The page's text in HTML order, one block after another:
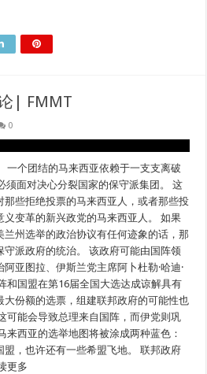
| FMMT
0
一个团结的马来西亚依赖于一支支离破
面对决心分裂国家的保守派集团。 这
些拒绝投票的马来西亚人，或者那些投
变革的新兴政党的马来西亚人。 如果
州选举的政治协议有任何迹象的话，那
派政府的统治。 该政府可能由国阵领
亚图拉、伊斯兰党主席阿卜杜勒·哈迪·
和国盟在第16届全国大选达成谅解具有
份额的选票，组建联邦政府的可能性也
可能会导致总理来自国阵，而伊党则巩
来西亚的选举地图将被涂成两种蓝色：
，也许还有一些希盟飞地。 联邦政府
更多